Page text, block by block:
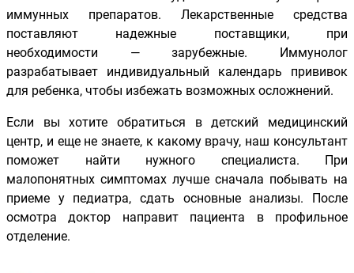
иммунных препаратов. Лекарственные средства
поставляют надежные поставщики, при
необходимости — зарубежные. Иммунолог
разрабатывает индивидуальный календарь прививок
для ребенка, чтобы избежать возможных осложнений.
Если вы хотите обратиться в детский медицинский
центр, и еще не знаете, к какому врачу, наш консультант
поможет найти нужного специалиста. При
малопонятных симптомах лучше сначала побывать на
приеме у педиатра, сдать основные анализы. После
осмотра доктор направит пациента в профильное
отделение.